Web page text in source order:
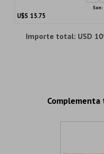
U$S 15.75
Importe total: USD